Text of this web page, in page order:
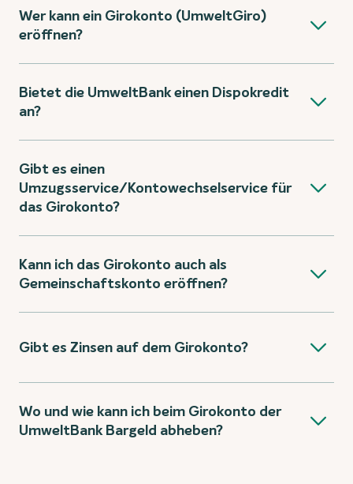
Wer kann ein Girokonto (UmweltGiro)
eröffnen?
Bietet die UmweltBank einen Dispokredit
an?
Gibt es einen
Umzugsservice/Kontowechselservice für
das Girokonto?
Kann ich das Girokonto auch als
Gemeinschaftskonto eröffnen?
Gibt es Zinsen auf dem Girokonto?
Wo und wie kann ich beim Girokonto der
UmweltBank Bargeld abheben?